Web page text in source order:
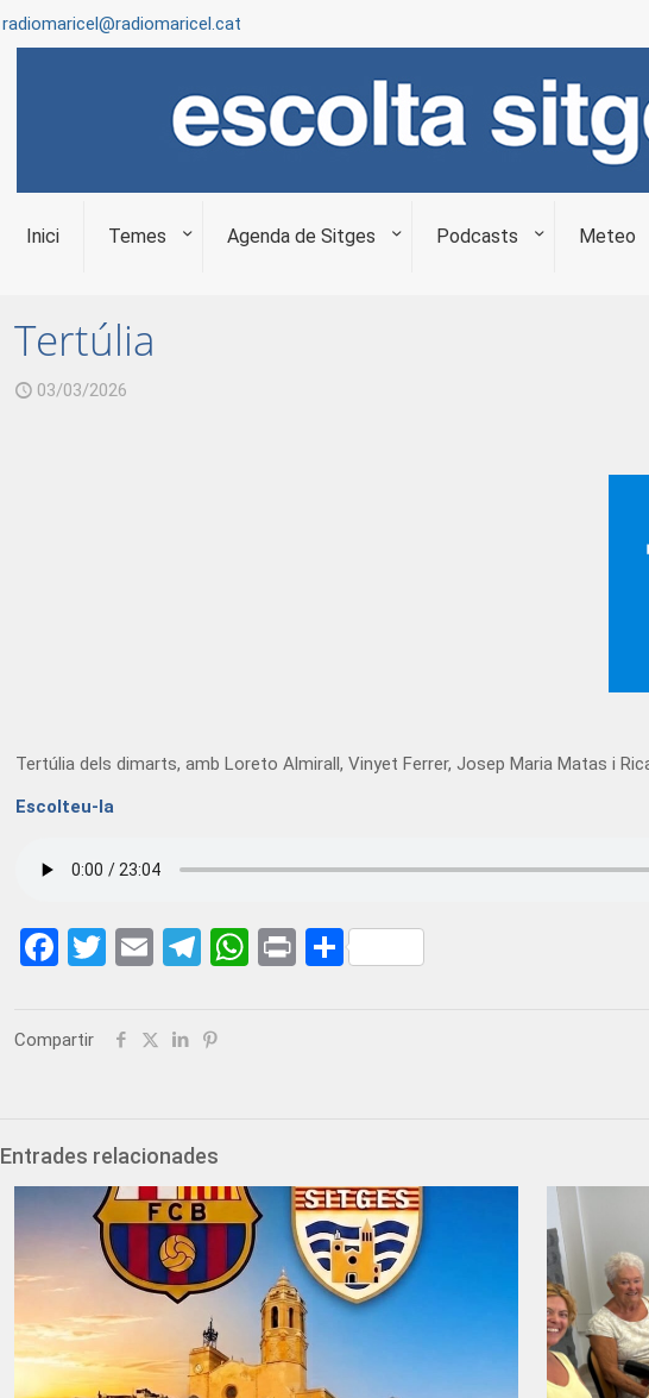
radiomaricel@radiomaricel.cat
Inici Temes Agenda de Sitges Podcasts Meteo
Tertúlia
03/03/2026
Tertúlia dels dimarts, amb Loreto Almirall, Vinyet Ferrer, Josep Maria Matas i
Escolteu-la
Facebook
Twitter
EmailTelegram
WhatsApp
PrintShare
Compartir
Entrades relacionades